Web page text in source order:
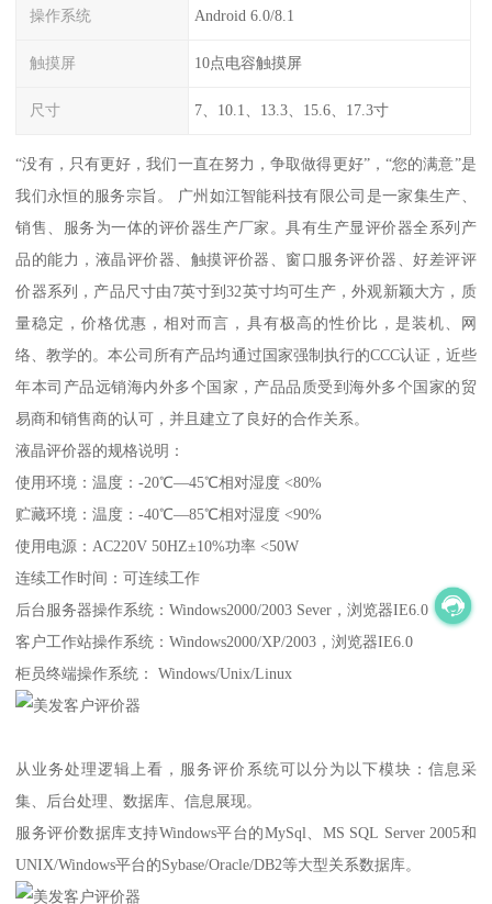
操作系统 Android 6.0/8.1
触摸屏 10点电容触摸屏
尺寸 7、10.1、13.3、15.6、17.3寸
“没有，只有更好，我们一直在努力，争取做得更好”，“您的满意”是
我们永恒的服务宗旨。 广州如江智能科技有限公司是一家集生产、
销售、服务为一体的评价器生产厂家。具有生产显评价器全系列产
品的能力，液晶评价器、触摸评价器、窗口服务评价器、好差评评
价器系列，产品尺寸由7英寸到32英寸均可生产，外观新颖大方，质
量稳定，价格优惠，相对而言，具有极高的性价比，是装机、网
络、教学的。本公司所有产品均通过国家强制执行的CCC认证，近些
年本司产品远销海内外多个国家，产品品质受到海外多个国家的贸
易商和销售商的认可，并且建立了良好的合作关系。
液晶评价器的规格说明：
使用环境：温度：-20℃—45℃相对湿度 <80%
贮藏环境：温度：-40℃—85℃相对湿度 <90%
使用电源：AC220V 50HZ±10%功率 <50W
连续工作时间：可连续工作
后台服务器操作系统：Windows2000/2003 Sever，浏览器IE6.0
客户工作站操作系统：Windows2000/XP/2003，浏览器IE6.0
柜员终端操作系统： Windows/Unix/Linux
从业务处理逻辑上看，服务评价系统可以分为以下模块：信息采
集、后台处理、数据库、信息展现。
服务评价数据库支持Windows平台的MySql、MS SQL Server 2005和
UNIX/Windows平台的Sybase/Oracle/DB2等大型关系数据库。